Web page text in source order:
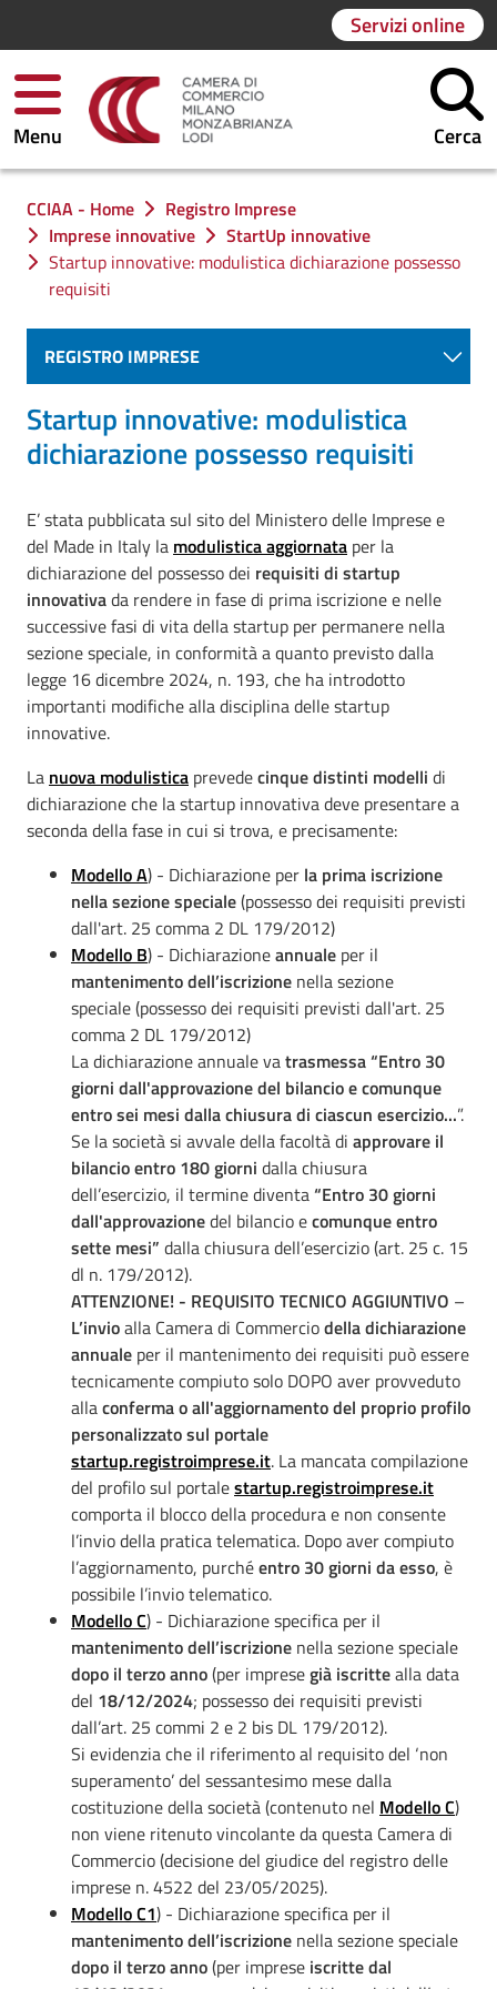
Servizi online
Menu Cerca
Ti trovi in:
CCIAA - Home
Registro Imprese
Imprese innovative
StartUp innovative
Startup innovative: modulistica dichiarazione possesso
requisiti
REGISTRO IMPRESE
Startup innovative: modulistica
dichiarazione possesso requisiti
E’ stata pubblicata sul sito del Ministero delle Imprese e
del Made in Italy la modulistica aggiornata per la
dichiarazione del possesso dei requisiti di startup
innovativada rendere in fase di prima iscrizione e nelle
successive fasi di vita della startup per permanere nella
sezione speciale, in conformità a quanto previsto dalla
legge 16 dicembre 2024, n. 193, che ha introdotto
importanti modifiche alla disciplina delle startup
innovative.
La nuova modulistica prevedecinque distinti modelli di
dichiarazione che la startup innovativa deve presentare a
seconda della fase in cui si trova, e precisamente:
Modello A) - Dichiarazione per la prima iscrizione
nella sezione speciale(possesso dei requisiti previsti
dall'art. 25 comma 2 DL 179/2012)
Modello B) - Dichiarazioneannuale per il
mantenimento dell’iscrizione nella sezione
speciale (possesso dei requisiti previsti dall'art. 25
comma 2 DL 179/2012)
La dichiarazione annuale vatrasmessa“Entro 30
giorni dall'approvazione del bilancio e comunque
entro sei mesi dalla chiusura di ciascun esercizio...”.
Se la società si avvale della facoltà di approvare il
bilancio entro 180 giorni dalla chiusura
dell’esercizio, il termine diventa“Entro 30 giorni
dall'approvazionedel bilancio ecomunque entro
sette mesi” dalla chiusura dell’esercizio (art. 25 c. 15
dl n. 179/2012).
ATTENZIONE! - REQUISITO TECNICO AGGIUNTIVO –
L’invioalla Camera di Commerciodella dichiarazione
annuale per il mantenimento dei requisiti può essere
tecnicamente compiuto solo DOPO aver provveduto
allaconferma o all'aggiornamento del proprio profilo
personalizzato sul portale
startup.registroimprese.it. La mancata compilazione
del profilo sul portalestartup.registroimprese.it
comporta il blocco della procedura e non consente
l’invio della pratica telematica. Dopo aver compiuto
l’aggiornamento, purchéentro 30 giorni da esso, è
possibile l’invio telematico.
Modello C) - Dichiarazione specifica per il
mantenimento dell’iscrizione nella sezione speciale
dopo il terzo anno(per impresegià iscrittealla data
del 18/12/2024; possesso dei requisiti previsti
dall’art. 25 commi 2 e 2 bis DL 179/2012).
Si evidenzia che il riferimento al requisito del ‘non
superamento’ del sessantesimo mese dalla
costituzione della società (contenuto nel Modello C)
non viene ritenuto vincolante da questa Camera di
Commercio (decisione del giudice del registro delle
imprese n. 4522 del 23/05/2025).
Modello C1) - Dichiarazione specifica per il
mantenimento dell’iscrizione nella sezione speciale
dopo il terzo anno(per imprese iscritte dal